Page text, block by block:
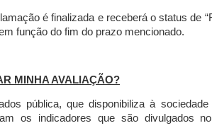
é finalizada e receberá o status de
função do fim do prazo mencionado.
MINHA AVALIAÇÃO?
pública, que disponibiliza à
os indicadores que são divulgados